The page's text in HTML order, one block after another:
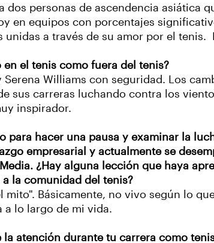
personas de ascendencia asiática
en equipos con porcentajes
a través de su amor por el tenis.
el tenis como fuera del tenis?
Williams con seguridad. Los
sus carreras luchando contra los
inspirador.
para hacer una pausa y examinar la
empresarial y actualmente se
¿Hay alguna lección que haya
la comunidad del tenis?
mito". Básicamente, no vivo según lo
a lo largo de mi vida.
la atención durante tu carrera como